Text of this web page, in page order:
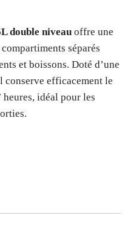
double niveau offre une
séparés
et boissons. Doté d’une
efficacement le
idéal pour les